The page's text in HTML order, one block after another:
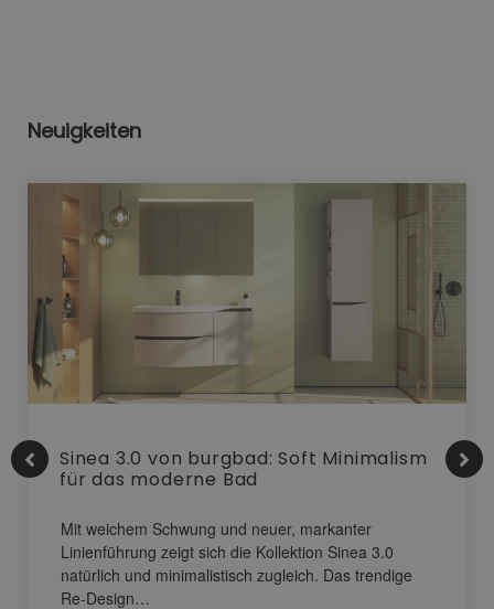
Neuigkeiten
Sinea 3.0 von burgbad: Soft Minimalism
für das moderne Bad
Mit weichem Schwung und neuer, markanter
Linienführung zeigt sich die Kollektion Sinea 3.0
natürlich und minimalistisch zugleich. Das trendige
Re-Design…